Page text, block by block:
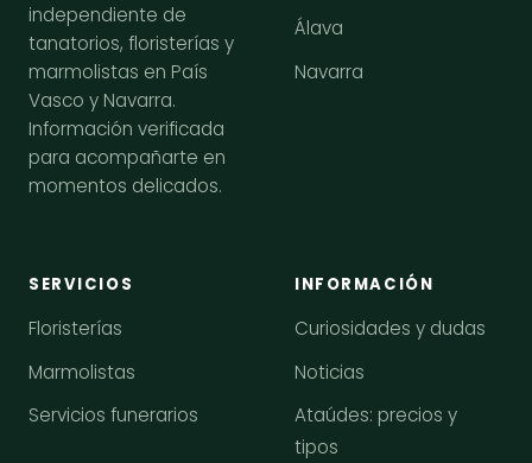
independiente de
tanatorios, floristerías y
marmolistas en País
Vasco y Navarra.
Información verificada
para acompañarte en
momentos delicados.
Álava
Navarra
SERVICIOS
Floristerías
Marmolistas
Servicios funerarios
INFORMACIÓN
Curiosidades y dudas
Noticias
Ataúdes: precios y
tipos